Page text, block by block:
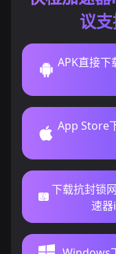
议
APK直接
App Store
下载抗封锁
速